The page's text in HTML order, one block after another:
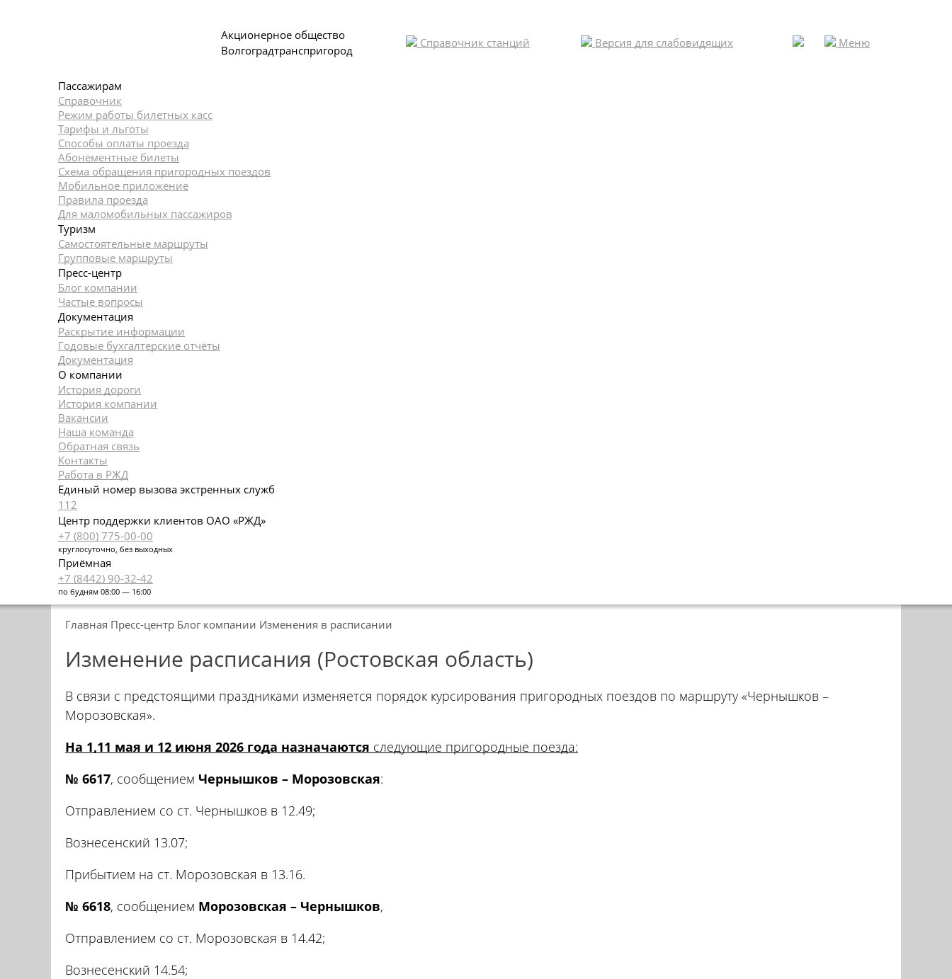
Акционерное общество
Волгоградтранспригород
Справочник станций Версия для слабовидящих Меню
Пассажирам
Справочник
Режим работы билетных касс
Тарифы и льготы
Способы оплаты проезда
Абонементные билеты
Схема обращения пригородных поездов
Мобильное приложение
Правила проезда
Для маломобильных пассажиров
Туризм
Самостоятельные маршруты
Групповые маршруты
Пресс-центр
Блог компании
Частые вопросы
Документация
Раскрытие информации
Годовые бухгалтерские отчёты
Документация
О компании
История дороги
История компании
Вакансии
Наша команда
Обратная связь
Контакты
Работа в РЖД
Единый номер вызова экстренных служб
112
Центр поддержки клиентов ОАО «РЖД»
+7 (800) 775-00-00
круглосуточно, без выходных
Приёмная
+7 (8442) 90-32-42
по будням 08:00 — 16:00
Главная Пресс-центр Блог компании Изменения в расписании
Изменение расписания (Ростовская область)
В связи с предстоящими праздниками изменяется порядок курсирования пригородных поездов по маршруту «Чернышков –
Морозовская».
На 1,11 мая и 12 июня 2026 года назначаются следующие пригородные поезда:
№ 6617, сообщением Чернышков – Морозовская:
Отправлением со ст. Чернышков в 12.49;
Вознесенский 13.07;
Прибытием на ст. Морозовская в 13.16.
№ 6618, сообщением Морозовская – Чернышков,
Отправлением со ст. Морозовская в 14.42;
Вознесенский 14.54;